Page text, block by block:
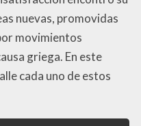
nuevas, promovidas
movimientos
griega. En este
cada uno de estos